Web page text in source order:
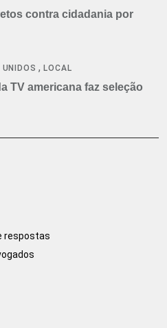
contra cidadania por
,LOCAL
TV americana faz seleção
respostas